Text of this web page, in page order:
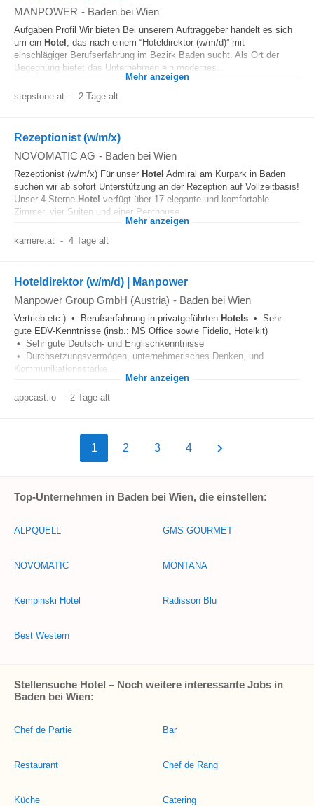
MANPOWER - Baden bei Wien
Aufgaben Profil Wir bieten Bei unserem Auftraggeber handelt es sich
um ein Hotel , das nach einem “Hoteldirektor (w/m/d)” mit
einschlägiger Berufserfahrung im Bezirk Baden sucht. Als Ort der
Begegnung bietet das Unternehmen ein modernes...
Mehr anzeigen
stepstone.at - 2 Tage alt
Rezeptionist (w/m/x)
NOVOMATIC AG - Baden bei Wien
Rezeptionist (w/m/x) Für unser Hotel Admiral am Kurpark in Baden
suchen wir ab sofort Unterstützung an der Rezeption auf Vollzeitbasis!
Unser 4-Sterne Hotel verfügt über 17 elegante und komfortable
Zimmer, vier Suiten und einer Penthouse...
Mehr anzeigen
karriere.at - 4 Tage alt
Hoteldirektor (w/m/d) | Manpower
Manpower Group GmbH (Austria) - Baden bei Wien
Vertrieb etc.) • Berufserfahrung in privatgeführten Hotels • Sehr
gute EDV-Kenntnisse (insb.: MS Office sowie Fidelio, Hotelkit)
• Sehr gute Deutsch- und Englischkenntnisse
• Durchsetzungsvermögen, unternehmerisches Denken, und
Kommunikationsstärke...
Mehr anzeigen
appcast.io - 2 Tage alt
1 2 3 4
Top-Unternehmen in Baden bei Wien, die einstellen:
ALPQUELL
NOVOMATIC
Kempinski Hotel
Best Western
GMS GOURMET
MONTANA
Radisson Blu
Stellensuche Hotel – Noch weitere interessante Jobs in
Baden bei Wien:
Chef de Partie
Restaurant
Küche
Bar
Chef de Rang
Catering